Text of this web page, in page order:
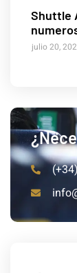
Shuttle
julio 20,